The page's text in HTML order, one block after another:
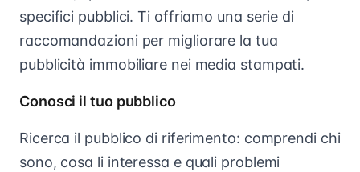
specifici pubblici. Ti offriamo una serie di
raccomandazioni per migliorare la tua
pubblicità immobiliare nei media stampati.
Conosci il tuo pubblico
Ricerca il pubblico di riferimento: comprendi chi
sono, cosa li interessa e quali problemi